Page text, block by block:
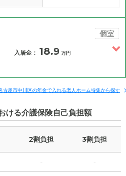
個室
入居金： 18.9 万円
補足情報
17.6 万円
6.3
古屋市中川区の年金で入れる老人ホーム特集から探す
ける介護保険自己負担額
2割負担 3割負担
- -